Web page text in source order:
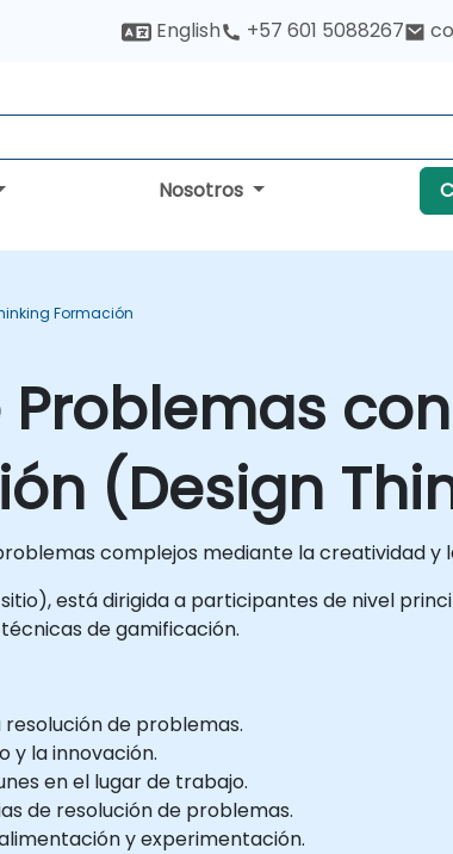
English +57 601 5088267
Nosotros
Formación
con
(Design
complejos mediante la creatividad y
está dirigida a participantes de nivel
de gamificación.
de problemas.
la innovación.
en el lugar de trabajo.
de resolución de problemas.
y experimentación.